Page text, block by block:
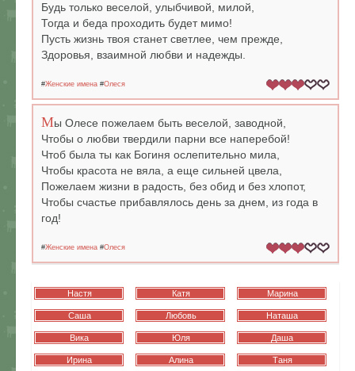
Будь только веселой, улыбчивой, милой,
Тогда и беда проходить будет мимо!
Пусть жизнь твоя станет светлее, чем прежде,
Здоровья, взаимной любви и надежды.
#Женские имена #Олеся
Мы Олесе пожелаем быть веселой, заводной,
Чтобы о любви твердили парни все наперебой!
Чтоб была ты как Богиня ослепительно мила,
Чтобы красота не вяла, а еще сильней цвела,
Пожелаем жизни в радость, без обид и без хлопот,
Чтобы счастье прибавлялось день за днем, из года в
год!
#Женские имена #Олеся
Настя Катя Марина
Саша Любовь Наташа
Вика Юля Даша
Ирина Алина Таня